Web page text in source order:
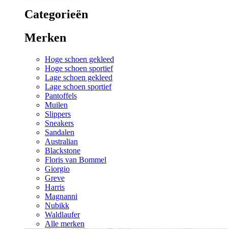
Categorieën
Merken
Hoge schoen gekleed
Hoge schoen sportief
Lage schoen gekleed
Lage schoen sportief
Pantoffels
Muilen
Slippers
Sneakers
Sandalen
Australian
Blackstone
Floris van Bommel
Giorgio
Greve
Harris
Magnanni
Nubikk
Waldlaufer
Alle merken